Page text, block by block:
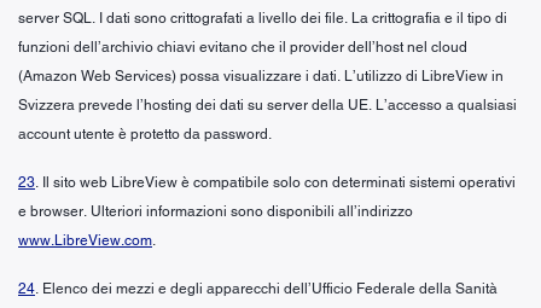
server SQL. I dati sono crittografati a livello dei file. La crittografia e il tipo di
funzioni dell’archivio chiavi evitano che il provider dell’host nel cloud
(Amazon Web Services) possa visualizzare i dati. L’utilizzo di LibreView in
Svizzera prevede l’hosting dei dati su server della UE. L’accesso a qualsiasi
account utente è protetto da password.
23. Il sito web LibreView è compatibile solo con determinati sistemi operativi
e browser. Ulteriori informazioni sono disponibili all’indirizzo
www.LibreView.com.
24. Elenco dei mezzi e degli apparecchi dell’Ufficio Federale della Sanità